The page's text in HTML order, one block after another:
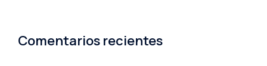
Comentarios recientes